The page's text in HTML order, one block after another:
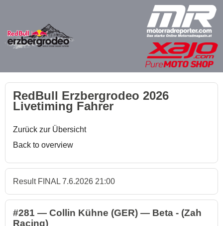
RedBull Erzbergrodeo 2026
Livetiming Fahrer
Zurück zur Übersicht
Back to overview
Result FINAL 7.6.2026 21:00
#281 — Collin Kühne (GER) — Beta - (Zah
Racing)